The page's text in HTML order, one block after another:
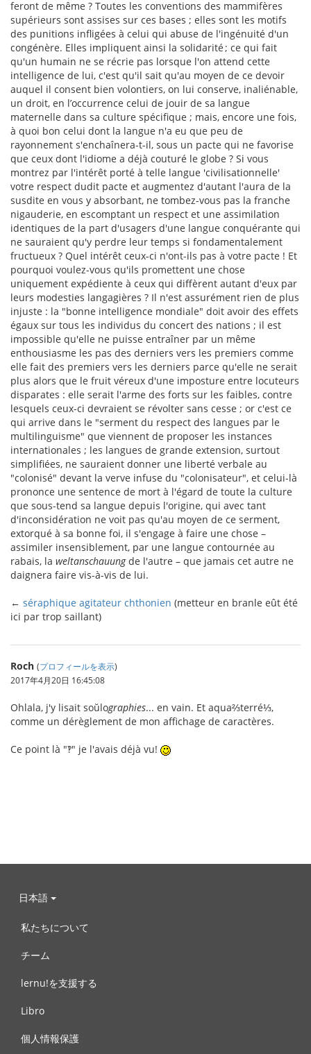
feront de même ? Toutes les conventions des mammifères
supérieurs sont assises sur ces bases ; elles sont les motifs
des punitions infligées à celui qui abuse de l'ingénuité d'un
congénère. Elles impliquent ainsi la solidarité ; ce qui fait
qu'un humain ne se récrie pas lorsque l'on attend cette
intelligence de lui, c'est qu'il sait qu'au moyen de ce devoir
auquel il consent bien volontiers, on lui conserve, inaliénable,
un droit, en l’occurrence celui de jouir de sa langue
maternelle dans sa culture spécifique ; mais, encore une fois,
à quoi bon celui dont la langue n'a eu que peu de
rayonnement s'enchaînera-t-il, sous un pacte qui ne favorise
que ceux dont l'idiome a déjà couturé le globe ? Si vous
montrez par l'intérêt porté à telle langue 'civilisationnelle'
votre respect dudit pacte et augmentez d'autant l'aura de la
susdite en vous y absorbant, ne tombez-vous pas la franche
nigauderie, en escomptant un respect et une assimilation
identiques de la part d'usagers d'une langue conquérante qui
ne sauraient qu'y perdre leur temps si fondamentalement
fructueux ? Quel intérêt ceux-ci n'ont-ils pas à votre pacte ! Et
pourquoi voulez-vous qu'ils promettent une chose
uniquement expédiente à ceux qui diffèrent autant d'eux par
leurs modesties langagières ? Il n'est assurément rien de plus
injuste : la "bonne intelligence mondiale" doit avoir des effets
égaux sur tous les individus du concert des nations ; il est
impossible qu'elle ne puisse entraîner par un même
enthousiasme les pas des derniers vers les premiers comme
elle fait des premiers vers les derniers parce qu'elle ne serait
plus alors que le fruit véreux d'une imposture entre locuteurs
disparates : elle serait l'arme des forts sur les faibles, contre
lesquels ceux-ci devraient se révolter sans cesse ; or c'est ce
qui arrive dans le "serment du respect des langues par le
multilinguisme" que viennent de proposer les instances
internationales ; les langues de grande extension, surtout
simplifiées, ne sauraient donner une liberté verbale au
"colonisé" devant la verve infuse du "colonisateur", et celui-là
prononce une sentence de mort à l'égard de toute la culture
que sous-tend sa langue depuis l'origine, qui avec tant
d'inconsidération ne voit pas qu'au moyen de ce serment,
extorqué à sa bonne foi, il s'engage à faire une chose –
assimiler insensiblement, par une langue contournée au
rabais, la weltanschauungde l'autre – que jamais cet autre ne
daignera faire vis-à-vis de lui.
← séraphique agitateur chthonien (metteur en branle eût été
ici par trop saillant)
Roch (プロフィールを表示)
2017年4月20日 16:45:08
Ohlala, j'y lisait soŭlographies... en vain. Et aqua⅔terré⅓,
comme un dérèglement de mon affichage de caractères.
Ce point là "‽" je l'avais déjà vu!
日本語
私たちについて
チーム
lernu!を支援する
Libro
個人情報保護